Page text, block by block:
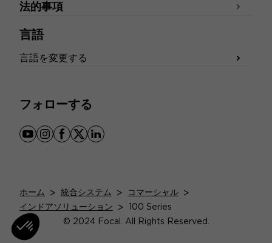
言語
言語を変更する
フォローする
youtube
instagram
facebook
x linkedin
法的事項
ホーム > 統合システム > コマーシャル >
インドアソリューション >
100 Series
© 2024 Focal. All Rights Reserved.